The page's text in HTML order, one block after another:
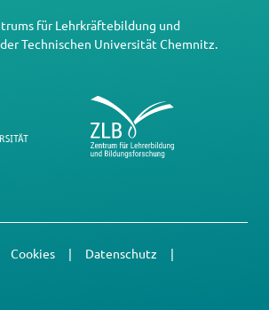
für Lehrkräftebildung und
derTechnischen Universität Chemnitz.
Cookies
Datenschutz